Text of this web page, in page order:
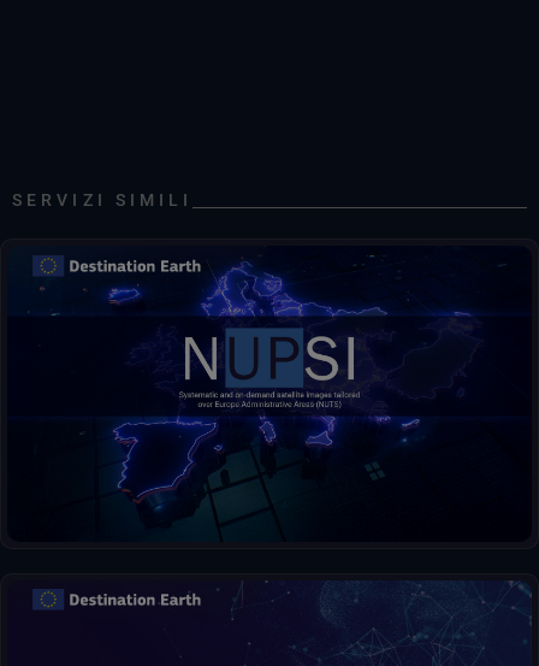
SERVIZI SIMILI
Servizio intuitivo di accesso e analisi dei dati satellitari per le
regioni NUTS europee e le aree di interesse personalizzate.
NUPSI aiuta gli utenti a esplorare, confrontare e monitorare
Copernicus nel tempo attraverso visualizzazioni guidate e
prodotti pronti all'uso.